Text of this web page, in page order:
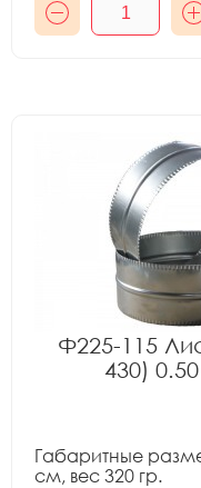
Ф225-115
430)
Габаритные
см, вес 320 гр.